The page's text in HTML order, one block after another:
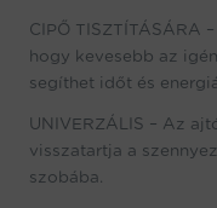
CIPŐ TISZTÍTÁSÁRA
hogy kevesebb az
segíthet időt és
UNIVERZÁLIS – Az
visszatartja a
szobába.